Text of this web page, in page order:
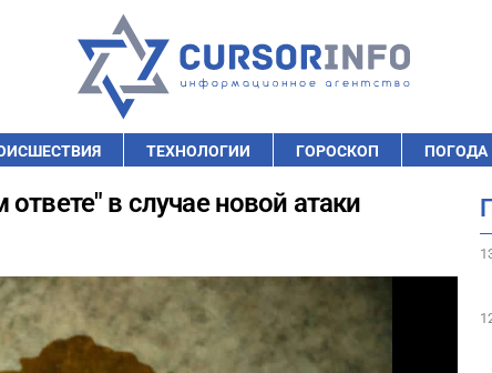
ТЕХНОЛОГИИ ГОРОСКОП ПОГОДА
в случае новой атаки